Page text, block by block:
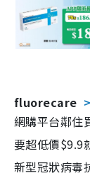
fluorecare
網購平台鄰住
要超低價$9.9
新型冠狀病毒